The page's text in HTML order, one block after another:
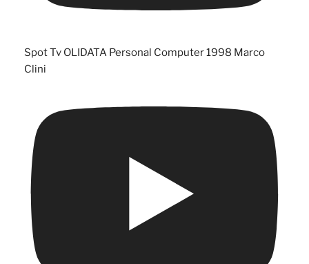
Spot Tv OLIDATA Personal Computer 1998 Marco
Clini